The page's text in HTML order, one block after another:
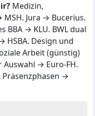
Medizin,
Jura → Bucerius.
BBA → KLU. BWL dual
Design und
Arbeit (günstig)
→ Euro-FH.
→